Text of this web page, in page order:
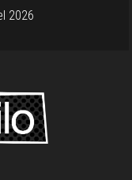
2026